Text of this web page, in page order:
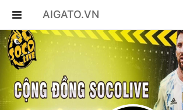
AIGATO.VN